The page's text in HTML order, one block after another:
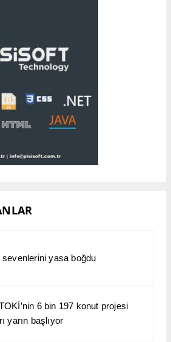
yasa boğdu
6 bin 197 konut projesi
yarın başlıyor